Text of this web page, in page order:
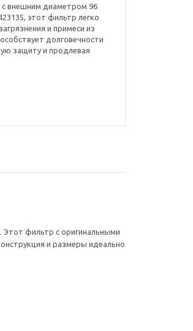
с внешним диаметром 96
этот фильтр легко
и примеси из
долговечности
защиту и продлевая
Этот фильтр с оригинальными
и размеры идеально